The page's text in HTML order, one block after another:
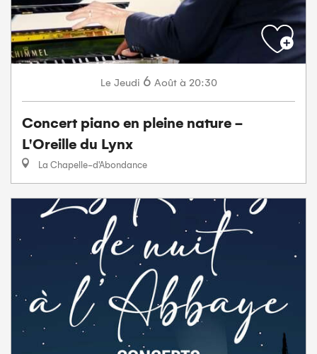
Le Jeudi 6 Août à 20:30
Concert piano en pleine nature -
L'Oreille du Lynx
La Chapelle-d'Abondance